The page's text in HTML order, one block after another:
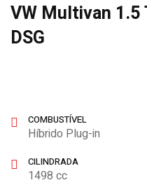
VW Multivan 1.5
DSG
COMBUSTÍVEL
Híbrido Plug-in
CILINDRADA
1498 cc